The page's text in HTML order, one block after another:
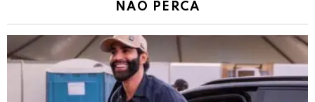
NÃO PERCA